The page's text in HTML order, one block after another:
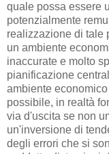
quale possa essere
potenzialmente
realizzazione di tale
un ambiente
inaccurate e molto
pianificazione
ambiente
possibile, in realtà
via d'uscita se non
un'inversione di
degli errori che si